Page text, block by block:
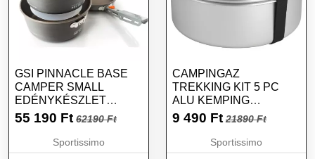
GSI PINNACLE BASE
CAMPER SMALL
EDÉNYKÉSZLET
KEMPINGEZÉSHEZ,
MÉRET
55 190 Ft 62190 Ft
Sportissimo
CAMPINGAZ
TREKKING KIT 5 PC
ALU KEMPING
EDÉNYKÉSZLET,
9 490 Ft 21890 Ft
Sportissimo